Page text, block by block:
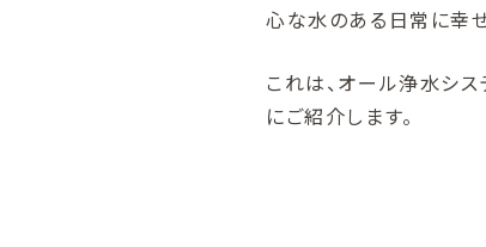
心な水のある日常に幸
これは、オール浄水シス
にご紹介します。